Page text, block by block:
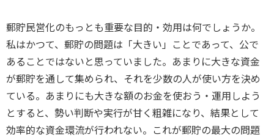
郵貯民営化のもっとも重要な目的・効用は何でしょうか。
私はかつて、郵貯の問題は「大きい」ことであって、公で
あることではないと思っていました。あまりに大きな資金
が郵貯を通して集められ、それを少数の人が使い方を決め
ている。あまりにも大きな額のお金を使おう・運用しよう
とすると、勢い判断や実行が甘く粗雑になり、結果として
効率的な資金環流が行われない。これが郵貯の最大の問題